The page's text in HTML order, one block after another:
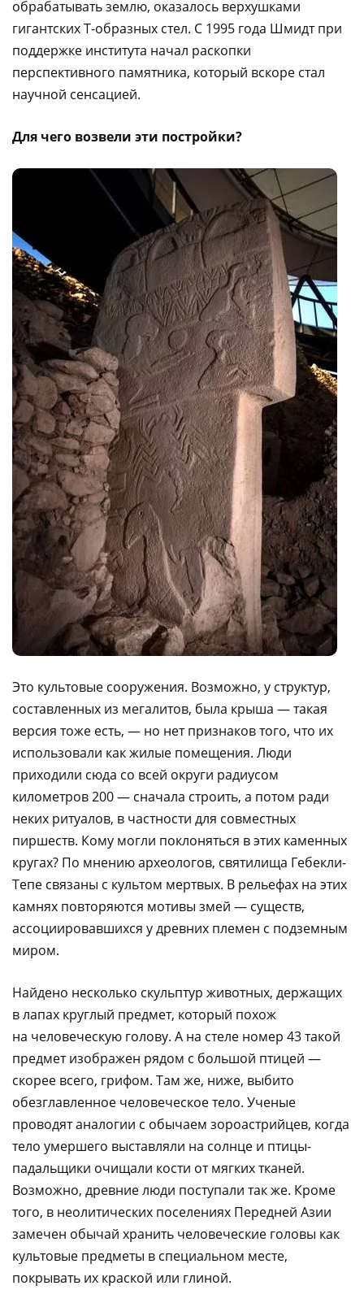
обрабатывать землю, оказалось верхушками
гигантских Т-образных стел. С 1995 года Шмидт при
поддержке института начал раскопки
перспективного памятника, который вскоре стал
научной сенсацией.
Для чего возвели эти постройки?
Это культовые сооружения. Возможно, у структур,
составленных из мегалитов, была крыша — такая
версия тоже есть, — но нет признаков того, что их
использовали как жилые помещения. Люди
приходили сюда со всей округи радиусом
километров 200 — сначала строить, а потом ради
неких ритуалов, в частности для совместных
пиршеств. Кому могли поклоняться в этих каменных
кругах? По мнению археологов, святилища Гебекли-
Тепе связаны с культом мертвых. В рельефах на этих
камнях повторяются мотивы змей — существ,
ассоциировавшихся у древних племен с подземным
миром.
Найдено несколько скульптур животных, держащих
в лапах круглый предмет, который похож
на человеческую голову. А на стеле номер 43 такой
предмет изображен рядом с большой птицей —
скорее всего, грифом. Там же, ниже, выбито
обезглавленное человеческое тело. Ученые
проводят аналогии с обычаем зороастрийцев, когда
тело умершего выставляли на солнце и птицы-
падальщики очищали кости от мягких тканей.
Возможно, древние люди поступали так же. Кроме
того, в неолитических поселениях Передней Азии
замечен обычай хранить человеческие головы как
культовые предметы в специальном месте,
покрывать их краской или глиной.